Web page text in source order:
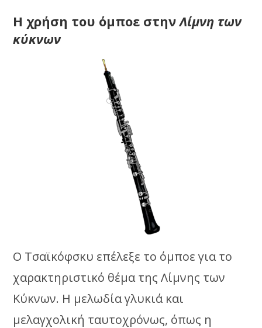
Η χρήση του όμποε στηνΛίμνη των
κύκνων
Ο Τσαϊκόφσκυ επέλεξε το όμποε για το
χαρακτηριστικό θέμα της Λίμνης των
Κύκνων. Η μελωδία γλυκιά και
μελαγχολική ταυτοχρόνως, όπως η